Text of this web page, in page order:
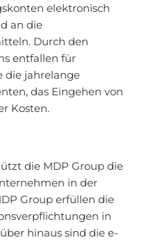
elektronisch
an die
Durch den
entfallen für
die jahrelange
das Eingehen von
Kosten.
die MDP Group die
in der
Group erfüllen die
in
hinaus sind die e-